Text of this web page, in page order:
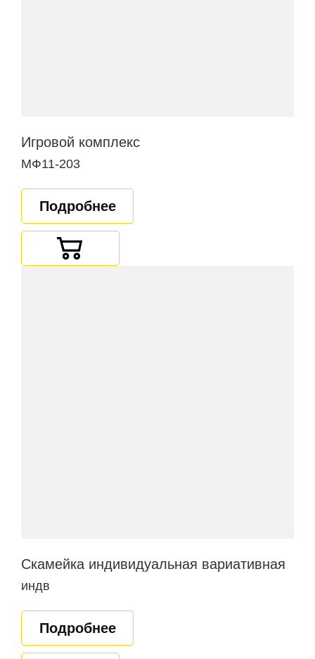
Игровой комплекс
МФ11-203
Подробнее
Скамейка индивидуальная вариативная
индв
Подробнее